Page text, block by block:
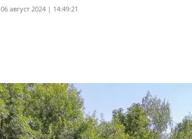
06 август 2024 | 14:49:21